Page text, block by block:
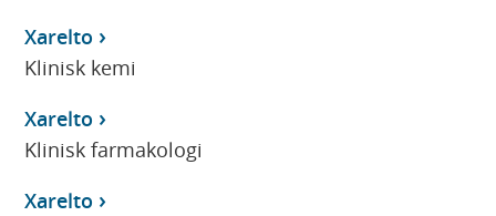
Xarelto
Klinisk kemi
Xarelto
Klinisk farmakologi
Xarelto